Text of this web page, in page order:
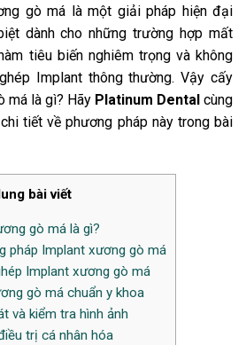
gò má là một giải pháp hiện đại
dành cho những trường hợp mất
tiêu biến nghiêm trọng và không
Implant thông thường. Vậy cấy
má là gì? Hãy Platinum Dental cùng
tiết về phương pháp này trong bài
bài viết
gò má là gì?
pháp Implant xương gò má
Implant xương gò má
gò má chuẩn y khoa
và kiểm tra hình ảnh
trị cá nhân hóa